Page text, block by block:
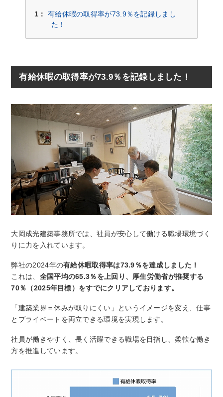
1：
有給休暇の取得率が73.9％を記録しまし
た！
有給休暇の取得率が73.9％を記録しました！
大岡成光建築事務所では、社員が安心して働ける職場環境づく
りに力を入れています。
弊社の2024年の有給休暇取得率は73.9％を達成しました！
これは、 全国平均の65.3％を上回り、厚生労働省が推奨する
70％（2025年目標）をすでにクリアしております。
「建築業界＝休みが取りにくい」というイメージを変え、仕事
とプライベートを両立できる環境を実現します。
社員が働きやすく、長く活躍できる職場を目指し、柔軟な働き
方を推進しています。